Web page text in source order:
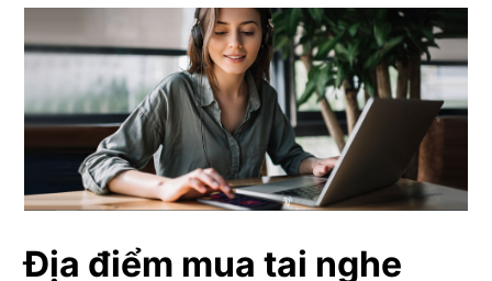
Địa điểm mua tai nghe